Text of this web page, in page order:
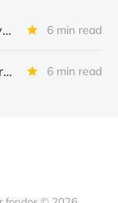
Frecuencia y repetición (otra vez) de los correos de fundraising 6 min read
Tendencia anual (infalible) para 2026 6 min read